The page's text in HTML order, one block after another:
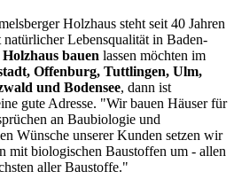
Holzhaus steht seit 40 Jahren
Lebensqualität in Baden-
Holzhaus bauen lassen möchten im
Offenburg, Tuttlingen, Ulm,
und Bodensee, dann ist
gute Adresse. "Wir bauen Häuser für
an Baubiologie und
Wünsche unserer Kunden setzen wir
mit biologischen Baustoffen um - allen
aller Baustoffe."